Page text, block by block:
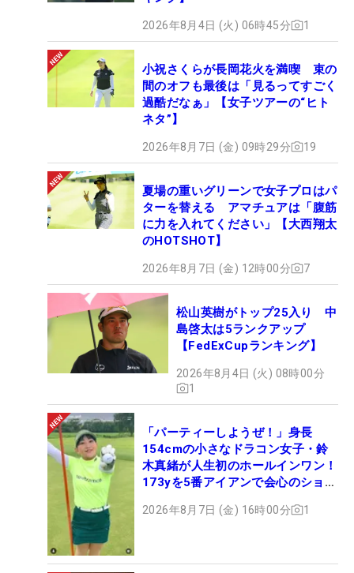
2026年8月4日 (火) 06時45分 1
小祝さくらが長岡花火を満喫 束の
間のオフも最後は「見るってすごく
過酷だなぁ」【女子ツアーの“ヒト
ネタ”】
2026年8月7日 (金) 09時29分 19
夏場の重いグリーンで女子プロはパ
ターを替える アマチュアは「腹筋
に力を入れてください」【大西翔太
のHOTSHOT】
2026年8月7日 (金) 12時00分 7
松山英樹がトップ25入り 中
島啓太は5ランクアップ
【FedExCupランキング】
2026年8月4日 (火) 08時00分
1
「パーティーしようぜ！」身長
154cmの小さなドラコン女子・鈴
木真緒が人生初のホールインワン！
173yを5番アイアンで会心のショッ
2026年8月7日 (金) 16時00分 1